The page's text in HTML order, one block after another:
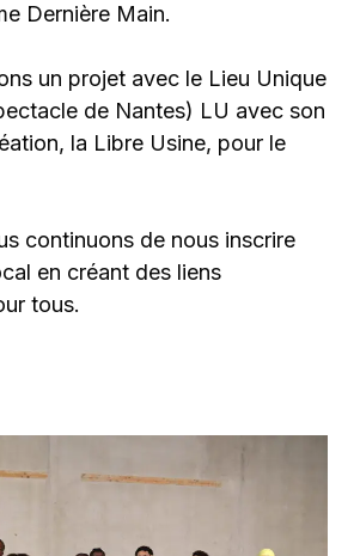
Dernière Main.
un projet avec le Lieu Unique
de Nantes) LU avec son
la Libre Usine, pour le
continuons de nous inscrire
en créant des liens
tous.